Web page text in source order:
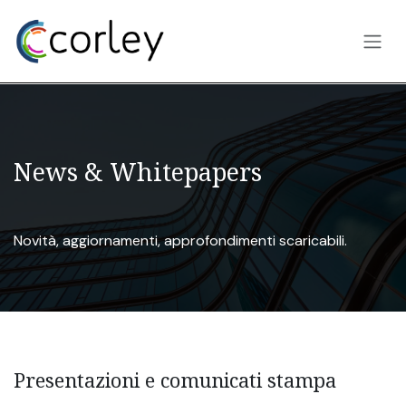
News & Whitepapers
Novità, aggiornamenti, approfondimenti scaricabili.
Presentazioni e comunicati stampa